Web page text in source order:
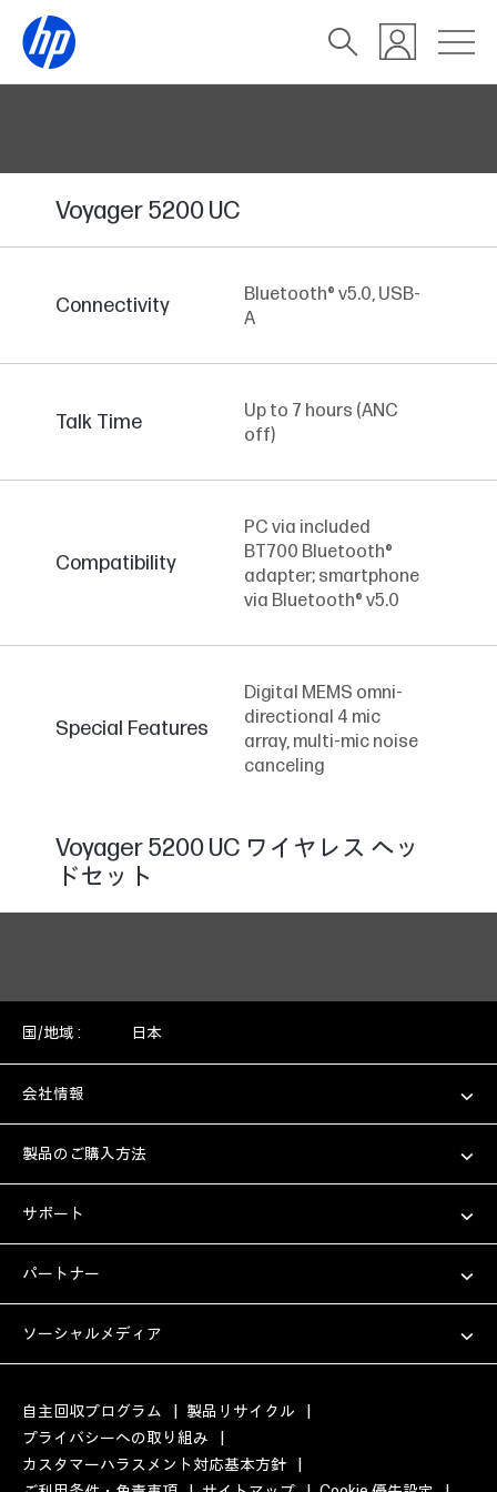
Voyager 5200 UC
Connectivity
Talk Time
Compatibility
Special Features
Bluetooth® v5.0, USB-
A
Up to 7 hours (ANC
off)
PC via included
BT700 Bluetooth®
adapter; smartphone
via Bluetooth® v5.0
Digital MEMS omni-
directional 4 mic
array, multi-mic noise
canceling
Voyager 5200 UC ワイヤレス ヘッ
ドセット
国/地域 : 日本
会社情報
製品のご購入方法
サポート
パートナー
ソーシャルメディア
自主回収プログラム | 製品リサイクル
|
プライバシーへの取り組み
|
カスタマーハラスメント対応基本方針
|